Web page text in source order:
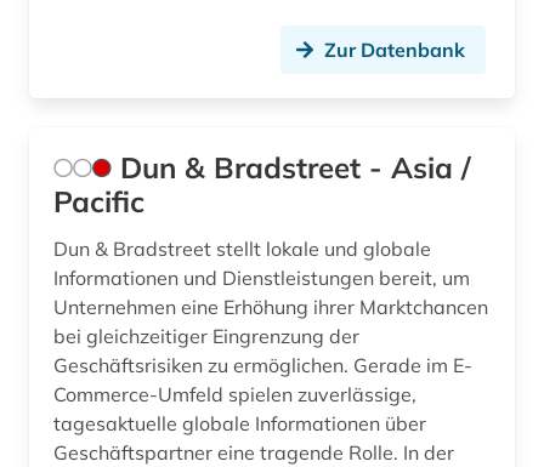
Zur Datenbank
Dun & Bradstreet - Asia /
Pacific
Dun & Bradstreet stellt lokale und globale
Informationen und Dienstleistungen bereit, um
Unternehmen eine Erhöhung ihrer Marktchancen
bei gleichzeitiger Eingrenzung der
Geschäftsrisiken zu ermöglichen. Gerade im E-
Commerce-Umfeld spielen zuverlässige,
tagesaktuelle globale Informationen über
Geschäftspartner eine tragende Rolle. In der